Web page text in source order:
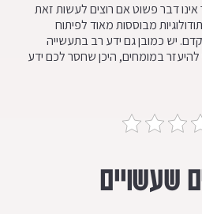
דבר פשוט אם רוצים לעשות זאת
מבוססות מאוד לפיתוח
יש כמובן גם ידע רב בתעשייה
במומחים, היכן שחסר לכם ידע
שעשויים